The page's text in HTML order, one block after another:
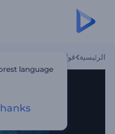
الرئيسية قوالب
language